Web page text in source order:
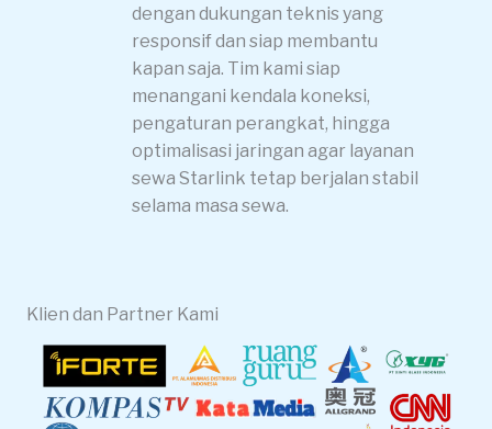
dengan dukungan teknis yang
responsif dan siap membantu
kapan saja. Tim kami siap
menangani kendala koneksi,
pengaturan perangkat, hingga
optimalisasi jaringan agar layanan
sewa Starlink tetap berjalan stabil
selama masa sewa.
Klien dan Partner Kami